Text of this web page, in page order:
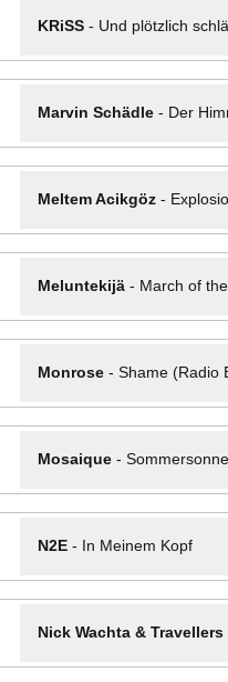
KRiSS- Und plötzlich
Marvin Schädle- Der
Meltem Acikgöz-
Meluntekijä- March of
Monrose- Shame (Radio
Mosaique-
N2E- In Meinem Kopf
Nick Wachta & Travellers